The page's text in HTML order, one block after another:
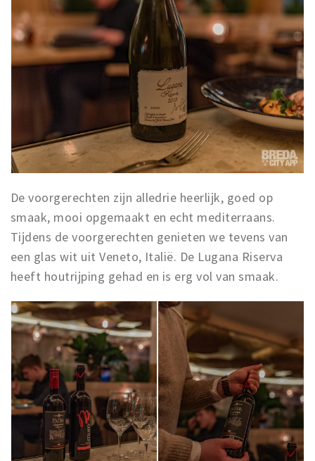
De voorgerechten zijn alledrie heerlijk, goed op
smaak, mooi opgemaakt en echt mediterraans.
Tijdens de voorgerechten genieten we tevens van
een glas wit uit Veneto, Italië. De Lugana Riserva
heeft houtrijping gehad en is erg vol van smaak.